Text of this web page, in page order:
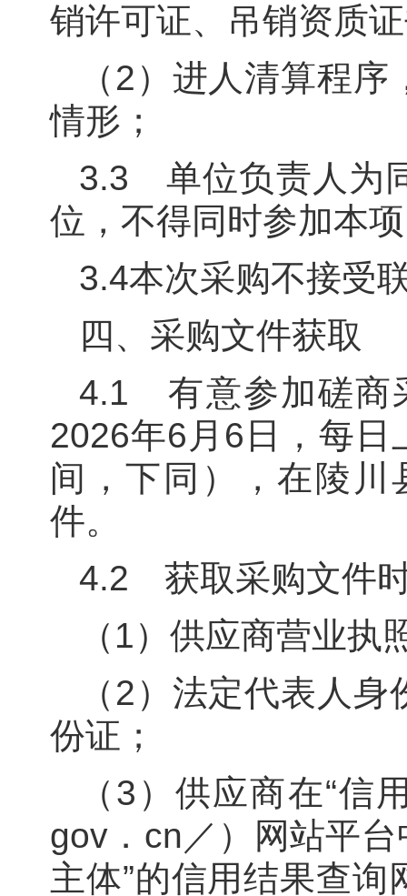
销许可证、吊销资质
（2）进人清算程
情形；
3.3 单位负责人为
位，不得同时参加本
3.4本次采购不接受
四、采购文件获取
4.1 有意参加磋商
2026年6月6日，每
间，下同），在陵
件。
4.2 获取采购文件
（1）供应商营业执
（2）法定代表人
份证；
（3）供应商在“信
gov．cn／）网站平
主体”的信用结果查